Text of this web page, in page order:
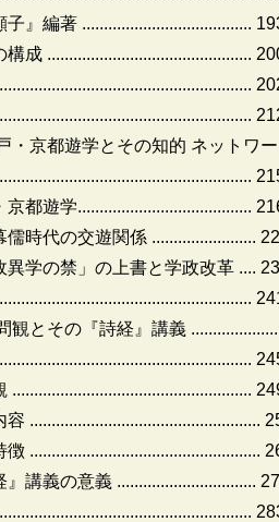
』編著 .......................................
成 ...............................................
京都遊学とその知的 ネットワー
都遊学........................................
時代の交遊関係 ........................
異学の禁」の上書と学政改革 ....
とその『詩経』講義
.....................................................
.....................................................
講義の意義 ................................